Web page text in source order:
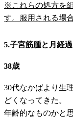
※これらの処方を
す。服用される場
5.子宮筋腫と月経
38歳
30代なかばより生
どくなってきた。
年齢的なものかと